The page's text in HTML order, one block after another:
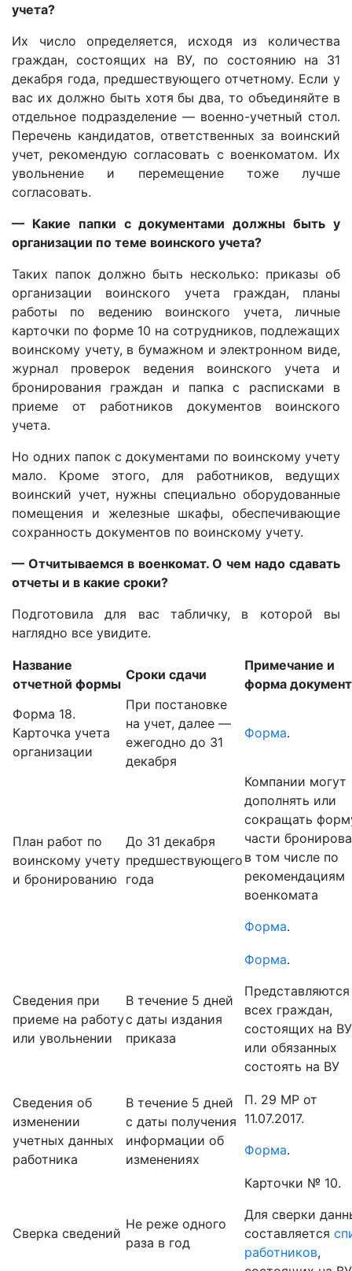
учета?
Их число определяется, исходя из количества
граждан, состоящих на ВУ, по состоянию на 31
декабря года, предшествующего отчетному. Если у
вас их должно быть хотя бы два, то объединяйте в
отдельное подразделение — военно-учетный стол.
Перечень кандидатов, ответственных за воинский
учет, рекомендую согласовать с военкоматом. Их
увольнение и перемещение тоже лучше
согласовать.
— Какие папки с документами должны быть у
организации по теме воинского учета?
Таких папок должно быть несколько: приказы об
организации воинского учета граждан, планы
работы по ведению воинского учета, личные
карточки по форме 10 на сотрудников, подлежащих
воинскому учету, в бумажном и электронном виде,
журнал проверок ведения воинского учета и
бронирования граждан и папка с расписками в
приеме от работников документов воинского
учета.
Но одних папок с документами по воинскому учету
мало. Кроме этого, для работников, ведущих
воинский учет, нужны специально оборудованные
помещения и железные шкафы, обеспечивающие
сохранность документов по воинскому учету.
— Отчитываемся в военкомат. О чем надо сдавать
отчеты и в какие сроки?
Подготовила для вас табличку, в которой вы
наглядно все увидите.
Название
отчетной формы
Сроки сдачи
Примечание и
форма
Форма 18.
Карточка учета
организации
При постановке
на учет, далее —
ежегодно до 31
декабря
Форма.
План работ по
воинскому учету
и бронированию
До 31 декабря
предшествующего
года
Компании могут
дополнять или
сокращать
части
в том числе по
рекомендациям
военкомата
Форма.
Сведения при
приеме на работу
или увольнении
В течение 5 дней
с даты издания
приказа
Форма.
Представляются
всех граждан,
состоящих на ВУ
или обязанных
состоять на ВУ
Сведения об
изменении
учетных данных
работника
В течение 5 дней
с даты получения
информации об
изменениях
П. 29 МР от
11.07.2017.
Форма.
Сверка сведений
Не реже одного
раза в год
Карточки № 10.
Для сверки
составляется
работников,